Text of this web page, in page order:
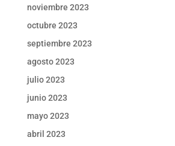
noviembre 2023
octubre 2023
septiembre 2023
agosto 2023
julio 2023
junio 2023
mayo 2023
abril 2023